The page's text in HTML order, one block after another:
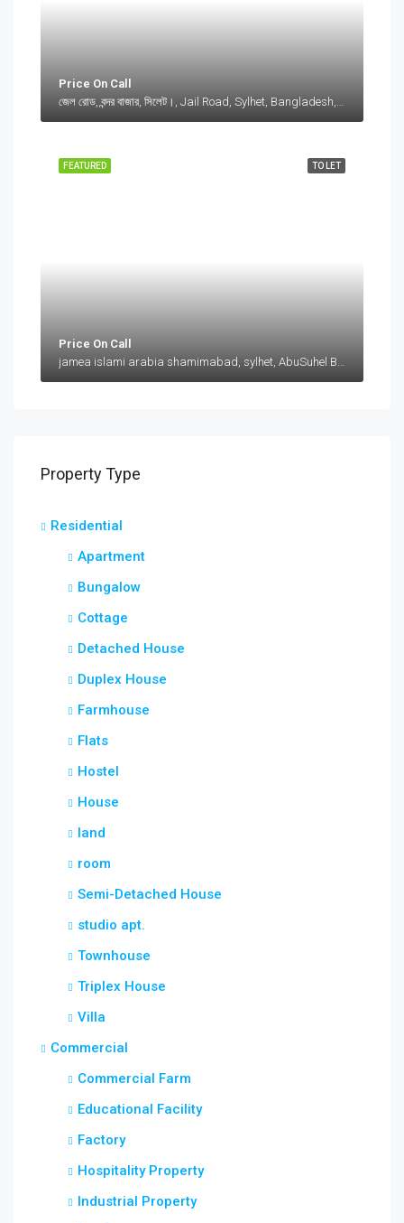
Price On Call
TO LET
FEATURED
Price On Call
jamea islami arabia shamimabad, sylhet, AbuSuhel Begh Road, Sylhet, Bangladesh, jamea islami arabia shamimabad, sylhet, AbuSuhel Begh Road, Sylhet, Bangladesh, Sylhet, Sylhet Division
Property Type
Residential
Apartment
Bungalow
Cottage
Detached House
Duplex House
Farmhouse
Flats
Hostel
House
land
room
Semi-Detached House
studio apt.
Townhouse
Triplex House
Villa
Commercial
Commercial Farm
Educational Facility
Factory
Hospitality Property
Industrial Property